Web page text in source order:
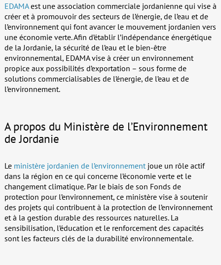
EDAMAest une association commerciale jordanienne qui vise à
créer et à promouvoir des secteurs de l’énergie, de l’eau et de
l’environnement qui font avancer le mouvement jordanien vers
une économie verte. Afin d’établir l’indépendance énergétique
de la Jordanie, la sécurité de l’eau et le bien-être
environnemental, EDAMA vise à créer un environnement
propice aux possibilités d’exportation – sous forme de
solutions commercialisables de l’énergie, de l’eau et de
l’environnement.
A propos du Ministère de l’Environnement
de Jordanie
Le ministère jordanien de l’environnementjoue un rôle actif
dans la région en ce qui concerne l’économie verte et le
changement climatique. Par le biais de son Fonds de
protection pour l’environnement, ce ministère vise à soutenir
des projets qui contribuent à la protection de l’environnement
et à la gestion durable des ressources naturelles. La
sensibilisation, l’éducation et le renforcement des capacités
sont les facteurs clés de la durabilité environnementale.